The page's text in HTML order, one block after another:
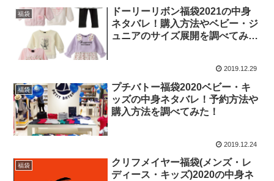
福袋
ドーリーリボン福袋2021の中身
ネタバレ！購入方法やベビー・ジ
ュニアのサイズ展開を調べてみ
2019.12.29
福袋
プチバトー福袋2020ベビー・キ
ッズの中身ネタバレ！予約方法や
購入方法を調べてみた！
2019.12.24
福袋
クリフメイヤー福袋(メンズ・レ
ディース・キッズ)2020の中身ネ